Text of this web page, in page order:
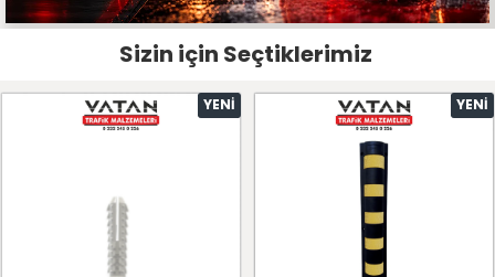
Sizin için Seçtiklerimiz
YENI YENI